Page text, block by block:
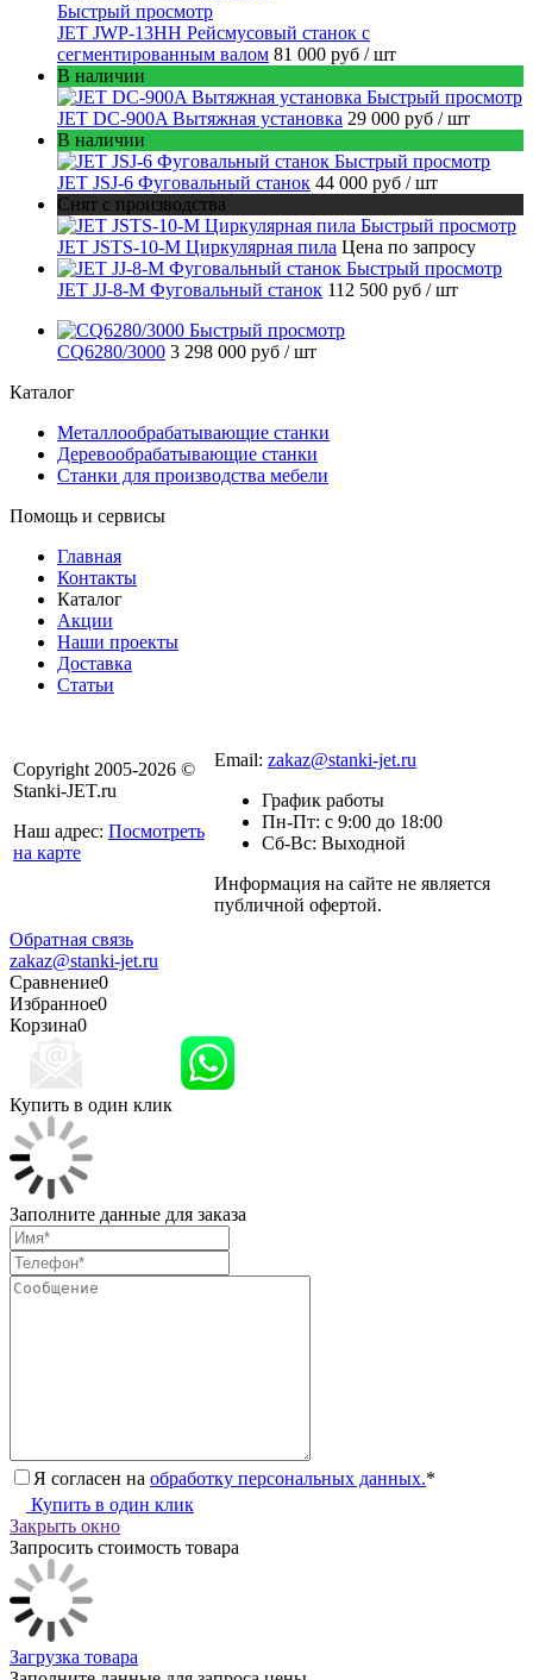
Быстрый просмотр
JET JWP-13HH Рейсмусовый станок с
сегментированным валом 81 000 руб / шт
В наличии
Быстрый просмотр
JET DC-900A Вытяжная установка 29 000 руб / шт
В наличии
Быстрый просмотр
JET JSJ-6 Фуговальный станок 44 000 руб / шт
Снят с производства
Быстрый просмотр
JET JSTS-10-M Циркулярная пила Цена по запросу
Быстрый просмотр
JET JJ-8-M Фуговальный станок 112 500 руб / шт
Быстрый просмотр
CQ6280/3000 3 298 000 руб / шт
Каталог
Металлообрабатывающие станки
Деревообрабатывающие станки
Станки для производства мебели
Помощь и сервисы
Главная
Контакты
Каталог
Акции
Наши проекты
Доставка
Статьи
Copyright 2005-2026 ©
Stanki-JET.ru
Наш адрес: Посмотреть
на карте
Email: zakaz@stanki-jet.ru
График работы
Пн-Пт: с 9:00 до 18:00
Сб-Вс: Выходной
Информация на сайте не является
публичной офертой.
Обратная связь
zakaz@stanki-jet.ru
Сравнение0
Избранное0
Корзина0
Купить в один клик
Заполните данные для заказа
Я согласен на обработку персональных данных.*
Купить в один клик
Закрыть окно
Запросить стоимость товара
Загрузка товара